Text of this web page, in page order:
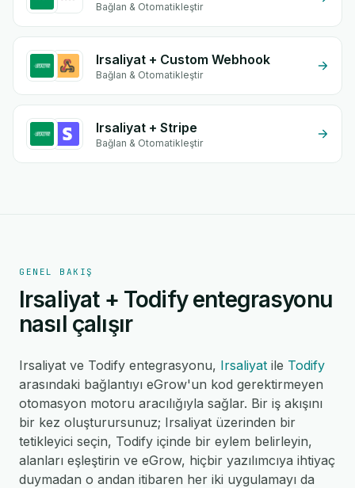
Bağlan & Otomatikleştir
Irsaliyat + Custom Webhook
Bağlan & Otomatikleştir
Irsaliyat + Stripe
Bağlan & Otomatikleştir
GENEL BAKIŞ
Irsaliyat + Todify entegrasyonu
nasıl çalışır
Irsaliyat ve Todify entegrasyonu, Irsaliyat ile Todify
arasındaki bağlantıyı eGrow'un kod gerektirmeyen
otomasyon motoru aracılığıyla sağlar. Bir iş akışını
bir kez oluşturursunuz; Irsaliyat üzerinden bir
tetikleyici seçin, Todify içinde bir eylem belirleyin,
alanları eşleştirin ve eGrow, hiçbir yazılımcıya ihtiyaç
duymadan o andan itibaren her iki uygulamayı da